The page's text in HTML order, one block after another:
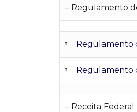
– Regulamento
Regulamento
Regulamento
– Receita Federal